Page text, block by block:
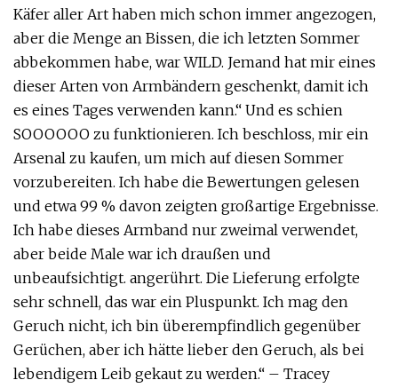
Käfer aller Art haben mich schon immer angezogen,
aber die Menge an Bissen, die ich letzten Sommer
abbekommen habe, war WILD. Jemand hat mir eines
dieser Arten von Armbändern geschenkt, damit ich
es eines Tages verwenden kann.“ Und es schien
SOOOOOO zu funktionieren. Ich beschloss, mir ein
Arsenal zu kaufen, um mich auf diesen Sommer
vorzubereiten. Ich habe die Bewertungen gelesen
und etwa 99 % davon zeigten großartige Ergebnisse.
Ich habe dieses Armband nur zweimal verwendet,
aber beide Male war ich draußen und
unbeaufsichtigt. angerührt. Die Lieferung erfolgte
sehr schnell, das war ein Pluspunkt. Ich mag den
Geruch nicht, ich bin überempfindlich gegenüber
Gerüchen, aber ich hätte lieber den Geruch, als bei
lebendigem Leib gekaut zu werden.“ – Tracey